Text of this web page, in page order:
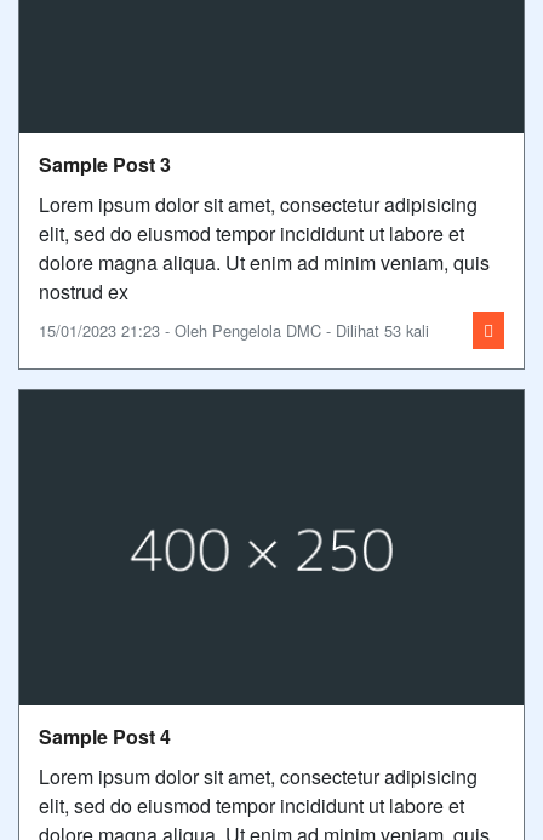
Sample Post 3
Lorem ipsum dolor sit amet, consectetur adipisicing
elit, sed do eiusmod tempor incididunt ut labore et
dolore magna aliqua. Ut enim ad minim veniam, quis
nostrud ex
15/01/2023 21:23 - Oleh Pengelola DMC - Dilihat 53 kali
Sample Post 4
Lorem ipsum dolor sit amet, consectetur adipisicing
elit, sed do eiusmod tempor incididunt ut labore et